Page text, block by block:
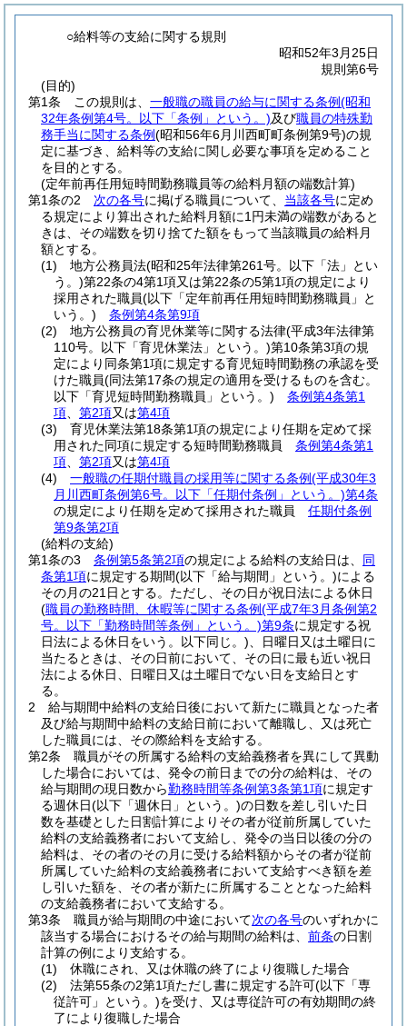
○給料等の支給に関する規則
昭和52年3月25日
規則第6号
(目的)
第1条
この規則は、 一般職の職員の給与に関する条例(昭和
32年条例第4号。以下「条例」という。)及び職員の特殊勤
務手当に関する条例(昭和56年6月川西町町条例第9号)の規
定に基づき、給料等の支給に関し必要な事項を定めること
を目的とする。
(定年前再任用短時間勤務職員等の給料月額の端数計算)
第1条の2
次の各号に掲げる職員について、 当該各号に定め
る規定により算出された給料月額に1円未満の端数があると
きは、その端数を切り捨てた額をもって当該職員の給料月
額とする。
(1)
地方公務員法(昭和25年法律第261号。以下「法」とい
う。)第22条の4第1項又は第22条の5第1項の規定により
採用された職員(以下「定年前再任用短時間勤務職員」と
いう。)
条例第4条第9項
(2)
地方公務員の育児休業等に関する法律(平成3年法律第
110号。以下「育児休業法」という。)第10条第3項の規
定により同条第1項に規定する育児短時間勤務の承認を受
けた職員(同法第17条の規定の適用を受けるものを含む。
以下「育児短時間勤務職員」という。)
条例第4条第1
項
第2項又は第4項
(3)
育児休業法第18条第1項の規定により任期を定めて採
用された同項に規定する短時間勤務職員 条例第4条第1
項
第2項又は第4項
(4)
一般職の任期付職員の採用等に関する条例(平成30年3
月川西町条例第6号。以下「任期付条例」という。)第4条
の規定により任期を定めて採用された職員 任期付条例
第9条第2項
(給料の支給)
第1条の3
条例第5条第2項の規定による給料の支給日は、 同
条第1項に規定する期間(以下「給与期間」という。)による
その月の21日とする。 ただし、その日が祝日法による休日
(職員の勤務時間、休暇等に関する条例(平成7年3月条例第2
号。以下「勤務時間等条例」という。)第9条に規定する祝
日法による休日をいう。以下同じ。) 、日曜日又は土曜日に
当たるときは、その日前において、その日に最も近い祝日
法による休日、日曜日又は土曜日でない日を支給日とす
る。
2
給与期間中給料の支給日後において新たに職員となった者
及び給与期間中給料の支給日前において離職し、又は死亡
した職員には、その際給料を支給する。
第2条
職員がその所属する給料の支給義務者を異にして異動
した場合においては、発令の前日までの分の給料は、その
給与期間の現日数から勤務時間等条例第3条第1項に規定す
る週休日(以下「週休日」という。)の日数を差し引いた日
数を基礎とした日割計算によりその者が従前所属していた
給料の支給義務者において支給し、発令の当日以後の分の
給料は、その者のその月に受ける給料額からその者が従前
所属していた給料の支給義務者において支給すべき額を差
し引いた額を、その者が新たに所属することとなった給料
の支給義務者において支給する。
第3条
職員が給与期間の中途において次の各号のいずれかに
該当する場合におけるその給与期間の給料は、 前条の日割
計算の例により支給する。
(1)
休職にされ、又は休職の終了により復職した場合
(2)
法第55条の2第1項ただし書に規定する許可(以下「専
従許可」という。)を受け、又は専従許可の有効期間の終
了により復職した場合